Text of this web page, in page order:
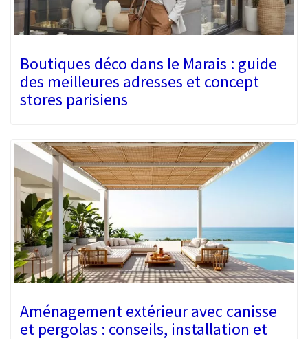
Boutiques déco dans le Marais : guide
des meilleures adresses et concept
stores parisiens
Aménagement extérieur avec canisse
et pergolas : conseils, installation et